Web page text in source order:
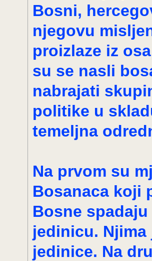
Bosni,
njegovu
proizlaze iz
su se nasli
nabrajati
politike u
temeljna
Na prvom su
Bosanaca koji
Bosne
jedinicu.
jedinice. Na